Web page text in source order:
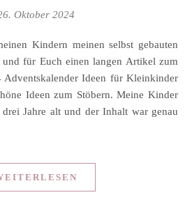
Oktober 2024
für Euch einen langen Artikel zum
Adventskalender Ideen für Kleinkinder
Ideen zum Stöbern. Meine Kinder
Jahre alt und der Inhalt war genau